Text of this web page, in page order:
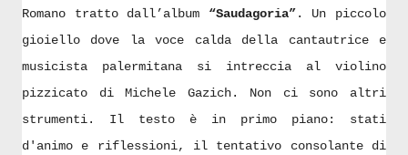
Romano tratto dall’album “Saudagoria”. Un piccolo
gioiello dove la voce calda della cantautrice e
musicista palermitana si intreccia al violino
pizzicato di Michele Gazich. Non ci sono altri
strumenti. Il testo è in primo piano: stati
d'animo e riflessioni, il tentativo consolante di